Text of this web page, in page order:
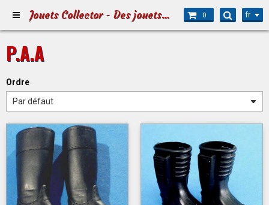
Jouets Collector - Des jouets pour Petits et Grands 0 fr
P.A.A
Ordre